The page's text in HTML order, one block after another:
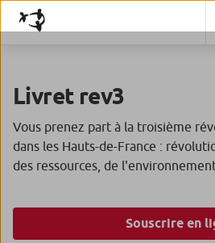
Livret rev3
Vous prenez part à la troisième
dans les Hauts-de-France :
des ressources, de
Souscrire en